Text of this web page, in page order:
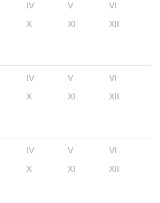
IV V
VI
X XI XII
IV V
VI
X XI XII
IV V
VI
X XI XII